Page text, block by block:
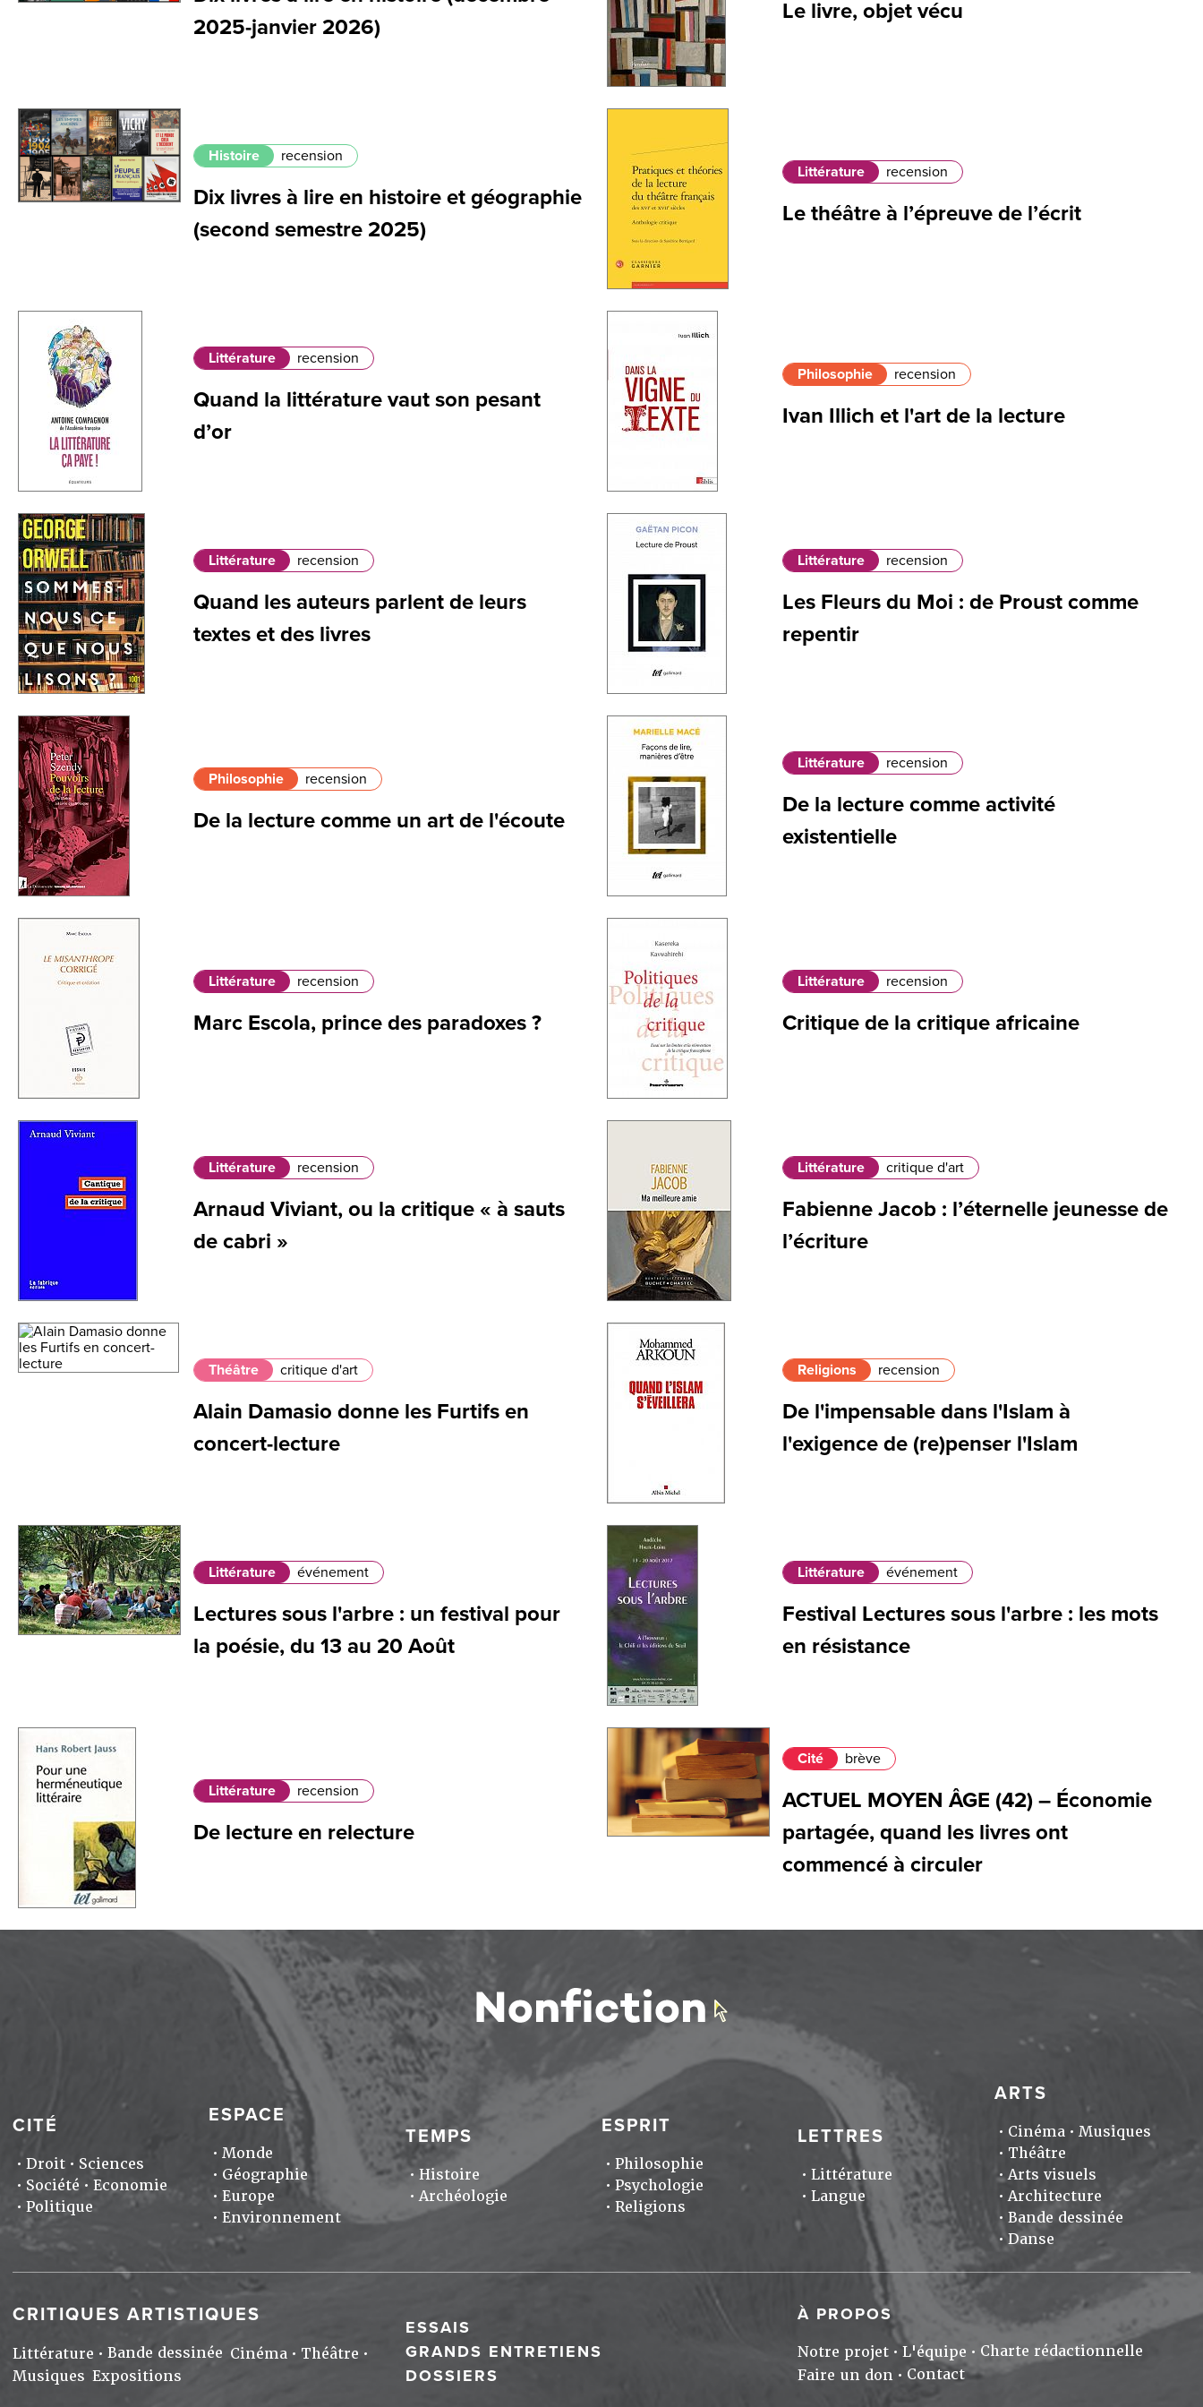
2025-janvier 2026)
Le livre, objet vécu
Histoire recension
Dix livres à lire en histoire et géographie
(second semestre 2025)
Littérature recension
Le théâtre à l’épreuve de l’écrit
Littérature recension
Quand la littérature vaut son pesant
d’or
Philosophie recension
Ivan Illich et l'art de la lecture
Littérature recension
Quand les auteurs parlent de leurs
textes et des livres
Littérature recension
Les Fleurs du Moi : de Proust comme
repentir
Philosophie recension
De la lecture comme un art de l'écoute
Littérature recension
De la lecture comme activité
existentielle
Littérature recension
Marc Escola, prince des paradoxes ?
Littérature recension
Critique de la critique africaine
Littérature recension
Arnaud Viviant, ou la critique « à sauts
de cabri »
Littérature critique d'art
Fabienne Jacob : l’éternelle jeunesse de
l’écriture
Théâtre critique d'art
Alain Damasio donne les Furtifs en
concert-lecture
Religions recension
De l'impensable dans l'Islam à
l'exigence de (re)penser l'Islam
Littérature événement
Lectures sous l'arbre : un festival pour
la poésie, du 13 au 20 Août
Littérature événement
Festival Lectures sous l'arbre : les mots
en résistance
Littérature recension
De lecture en relecture
Cité brève
ACTUEL MOYEN ÂGE (42) – Économie
partagée, quand les livres ont
commencé à circuler
CITÉ
Droit
Sciences
Société
Economie
Politique
ESPACE
Monde
Géographie
Europe
Environnement
TEMPS
Histoire
Archéologie
ESPRIT
Philosophie
Psychologie
Religions
LETTRES
Littérature
Langue
ARTS
Cinéma
Musiques
Théâtre
Arts visuels
Architecture
Bande dessinée
Danse
CRITIQUES ARTISTIQUES
Littérature Bande dessinée Cinéma
Théâtre
Musiques Expositions
ESSAIS
GRANDS ENTRETIENS
DOSSIERS
À PROPOS
Notre projet L'équipe
Charte rédactionnelle
Faire un don
Contact